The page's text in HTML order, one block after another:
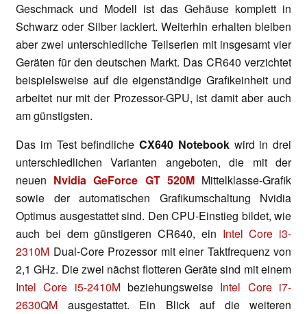
Geschmack und Modell ist das Gehäuse komplett in
Schwarz oder Silber lackiert. Weiterhin erhalten bleiben
aber zwei unterschiedliche Teilserien mit insgesamt vier
Geräten für den deutschen Markt. Das CR640 verzichtet
beispielsweise auf die eigenständige Grafikeinheit und
arbeitet nur mit der Prozessor-GPU, ist damit aber auch
am günstigsten.
Das im Test befindliche CX640 Notebook wird in drei
unterschiedlichen Varianten angeboten, die mit der
neuen Nvidia GeForce GT 520MMittelklasse-Grafik
sowie der automatischen Grafikumschaltung Nvidia
Optimus ausgestattet sind. Den CPU-Einstieg bildet, wie
auch bei dem günstigeren CR640, ein Intel Core i3-
2310M Dual-Core Prozessor mit einer Taktfrequenz von
2,1 GHz. Die zwei nächst flotteren Geräte sind mit einem
Intel Core i5-2410Mbeziehungsweise Intel Core i7-
2630QM ausgestattet. Ein Blick auf die weiteren